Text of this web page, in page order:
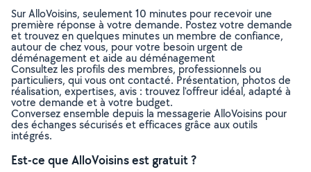
Sur AlloVoisins, seulement 10 minutes pour recevoir une
première réponse à votre demande. Postez votre demande
et trouvez en quelques minutes un membre de confiance,
autour de chez vous, pour votre besoin urgent de
déménagement et aide au déménagement
Consultez les profils des membres, professionnels ou
particuliers, qui vous ont contacté. Présentation, photos de
réalisation, expertises, avis : trouvez l'offreur idéal, adapté à
votre demande et à votre budget.
Conversez ensemble depuis la messagerie AlloVoisins pour
des échanges sécurisés et efficaces grâce aux outils
intégrés.
Est-ce que AlloVoisins est gratuit ?